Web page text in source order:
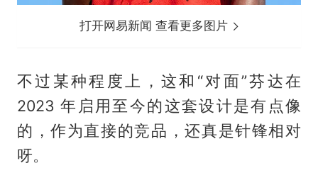
打开网易新闻 查看更多图片
不过某种程度上，这和“对面”芬达在
2023 年启用至今的这套设计是有点像
的，作为直接的竞品，还真是针锋相对
呀。